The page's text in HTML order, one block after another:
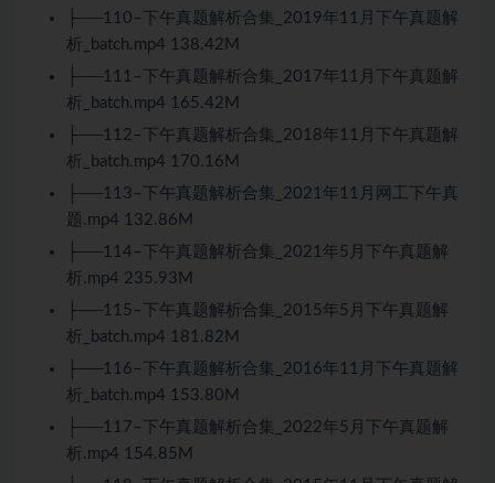
├──110–下午真题解析合集_2019年11月下午真题解
析_batch.mp4 138.42M
├──111–下午真题解析合集_2017年11月下午真题解
析_batch.mp4 165.42M
├──112–下午真题解析合集_2018年11月下午真题解
析_batch.mp4 170.16M
├──113–下午真题解析合集_2021年11月网工下午真
题.mp4 132.86M
├──114–下午真题解析合集_2021年5月下午真题解
析.mp4 235.93M
├──115–下午真题解析合集_2015年5月下午真题解
析_batch.mp4 181.82M
├──116–下午真题解析合集_2016年11月下午真题解
析_batch.mp4 153.80M
├──117–下午真题解析合集_2022年5月下午真题解
析.mp4 154.85M